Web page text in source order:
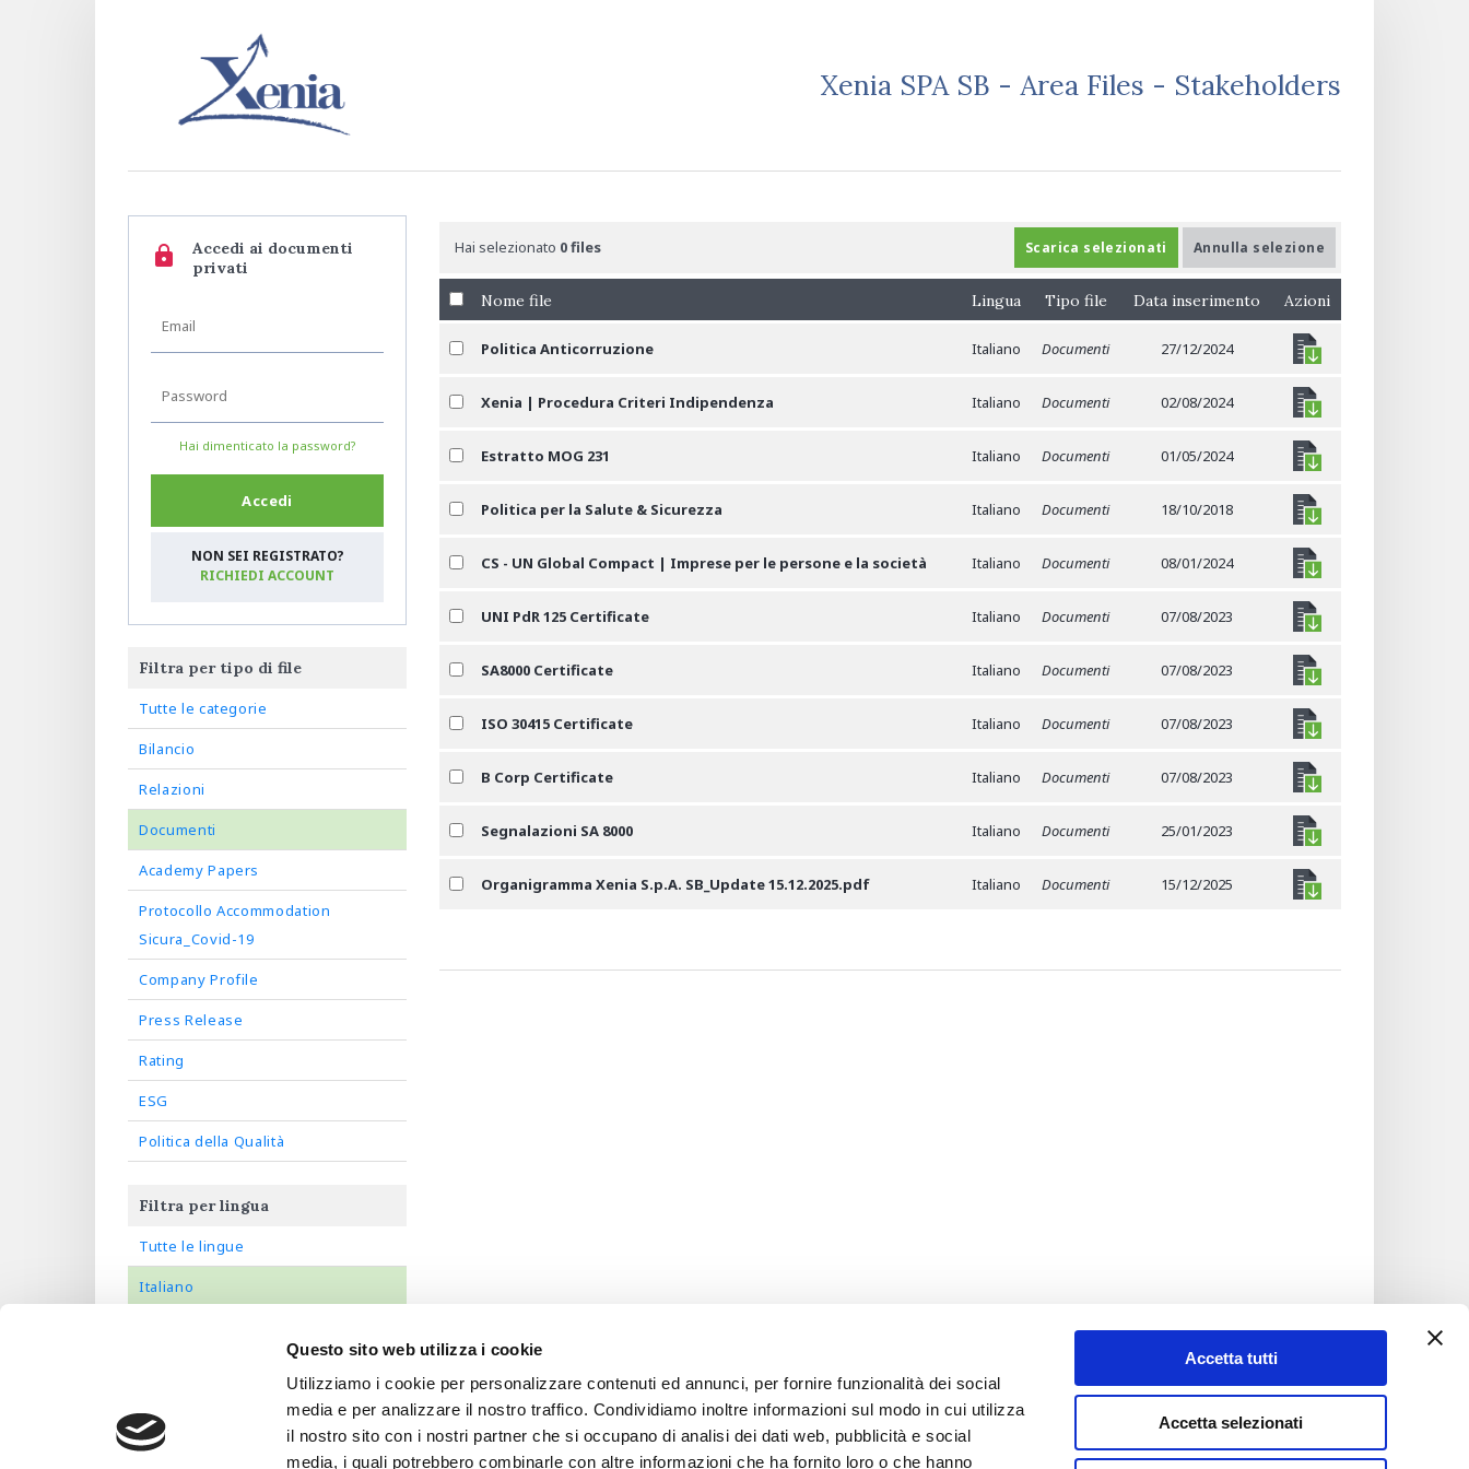
Questo sito web utilizza i cookie
Utilizziamo i cookie per personalizzare contenuti ed annunci, per fornire funzionalità dei social
media e per analizzare il nostro traffico. Condividiamo inoltre informazioni sul modo in cui utilizza
il nostro sito con i nostri partner che si occupano di analisi dei dati web, pubblicità e social
media, i quali potrebbero combinarle con altre informazioni che ha fornito loro o che hanno
Accetta tutti
Accetta selezionati
Xenia SPA SB - Area Files - Stakeholders
lock
Accedi ai documenti
privati
Hai dimenticato la password?
Accedi
NON SEI REGISTRATO?
RICHIEDI ACCOUNT
Filtra per tipo di file
Tutte le categorie
Bilancio
Relazioni
Documenti
Academy Papers
Protocollo Accommodation
Sicura_Covid-19
Company Profile
Press Release
Rating
ESG
Politica della Qualità
Filtra per lingua
Tutte le lingue
Italiano
Hai selezionato 0files Scarica selezionati Annulla selezione
Nome file Lingua Tipo file Data inserimento Azioni
Politica Anticorruzione Italiano Documenti 27/12/2024
Xenia | Procedura Criteri Indipendenza Italiano Documenti 02/08/2024
Estratto MOG 231 Italiano Documenti 01/05/2024
Politica per la Salute & Sicurezza Italiano Documenti 18/10/2018
CS - UN Global Compact | Imprese per le persone e la società Italiano Documenti 08/01/2024
UNI PdR 125 Certificate Italiano Documenti 07/08/2023
SA8000 Certificate Italiano Documenti 07/08/2023
ISO 30415 Certificate Italiano Documenti 07/08/2023
B Corp Certificate Italiano Documenti 07/08/2023
Segnalazioni SA 8000 Italiano Documenti 25/01/2023
Organigramma Xenia S.p.A. SB_Update 15.12.2025.pdf Italiano Documenti 15/12/2025